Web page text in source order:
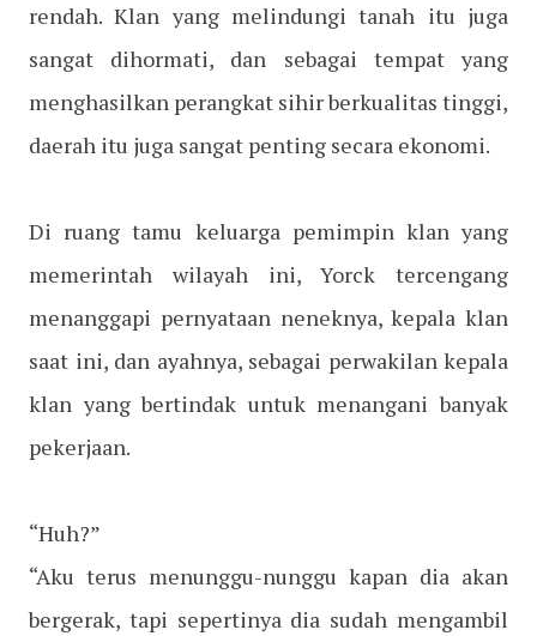
rendah. Klan yang melindungi tanah itu juga
sangat dihormati, dan sebagai tempat yang
menghasilkan perangkat sihir berkualitas tinggi,
daerah itu juga sangat penting secara ekonomi.
Di ruang tamu keluarga pemimpin klan yang
memerintah wilayah ini, Yorck tercengang
menanggapi pernyataan neneknya, kepala klan
saat ini, dan ayahnya, sebagai perwakilan kepala
klan yang bertindak untuk menangani banyak
pekerjaan.
“Huh?”
“Aku terus menunggu-nunggu kapan dia akan
bergerak, tapi sepertinya dia sudah mengambil